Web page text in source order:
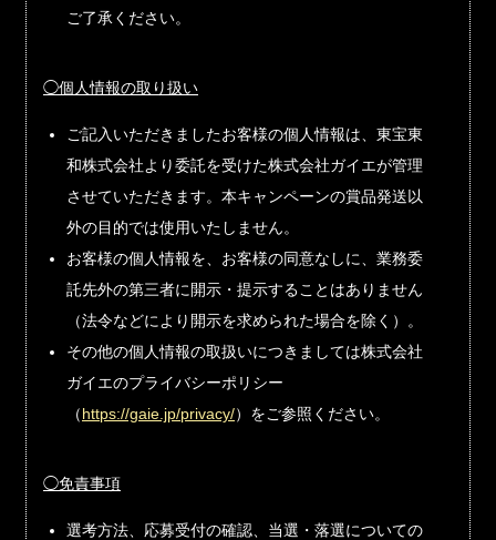
ご了承ください。
◯個人情報の取り扱い
ご記入いただきましたお客様の個人情報は、東宝東
和株式会社より委託を受けた株式会社ガイエが管理
させていただきます。本キャンペーンの賞品発送以
外の目的では使用いたしません。
お客様の個人情報を、お客様の同意なしに、業務委
託先外の第三者に開示・提示することはありません
（法令などにより開示を求められた場合を除く）。
その他の個人情報の取扱いにつきましては株式会社
ガイエのプライバシーポリシー
（https://gaie.jp/privacy/）をご参照ください。
◯免責事項
選考方法、応募受付の確認、当選・落選についての